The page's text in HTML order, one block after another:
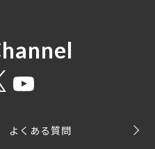
よくある質問